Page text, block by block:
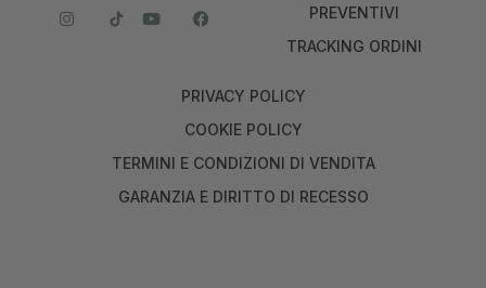
PREVENTIVI
TRACKING ORDINI
PRIVACY POLICY
COOKIE POLICY
TERMINI E CONDIZIONI DI VENDITA
GARANZIA E DIRITTO DI RECESSO